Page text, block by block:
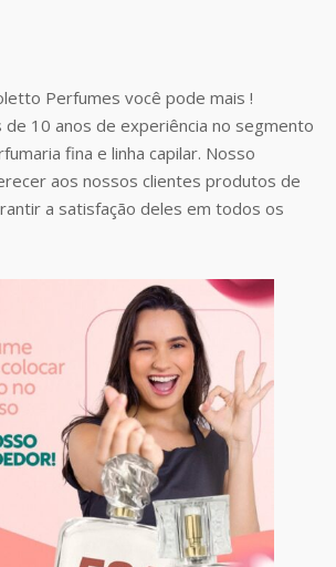
Perfumes você pode mais !
de 10 anos de experiência no segmento
fina e linha capilar. Nosso
aos nossos clientes produtos de
a satisfação deles em todos os